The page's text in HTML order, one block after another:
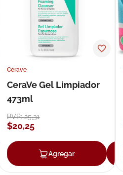
Agregar
Cerave
CeraVe Gel Limpiador
473ml
PVP:25,31
$20,25
Agregar